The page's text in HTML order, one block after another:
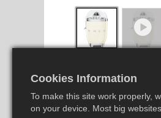
Cookies Information
To make this site work properly,
on your device. Most big